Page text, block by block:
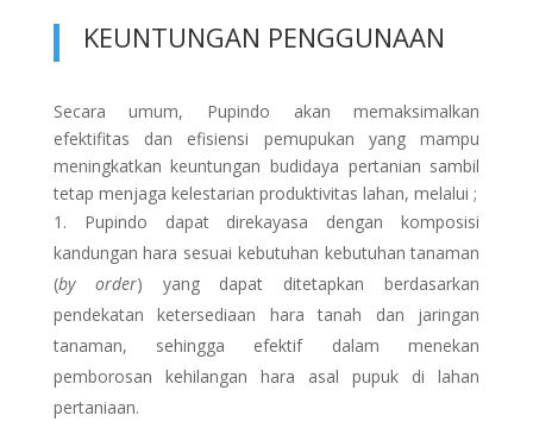
KEUNTUNGAN PENGGUNAAN
Secara umum, Pupindo akan memaksimalkan
efektifitas dan efisiensi pemupukan yang mampu
meningkatkan keuntungan budidaya pertanian sambil
tetap menjaga kelestarian produktivitas lahan, melalui ;
Pupindo dapat direkayasa dengan komposisi
kandungan hara sesuai kebutuhan kebutuhan tanaman
(by order) yang dapat ditetapkan berdasarkan
pendekatan ketersediaan hara tanah dan jaringan
tanaman, sehingga efektif dalam menekan
pemborosan kehilangan hara asal pupuk di lahan
pertaniaan.